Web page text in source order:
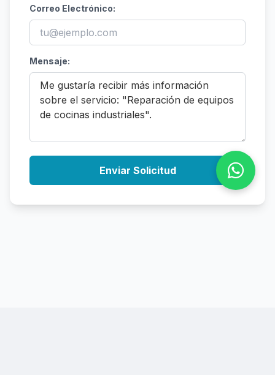
Correo Electrónico:
Mensaje:
Enviar Solicitud